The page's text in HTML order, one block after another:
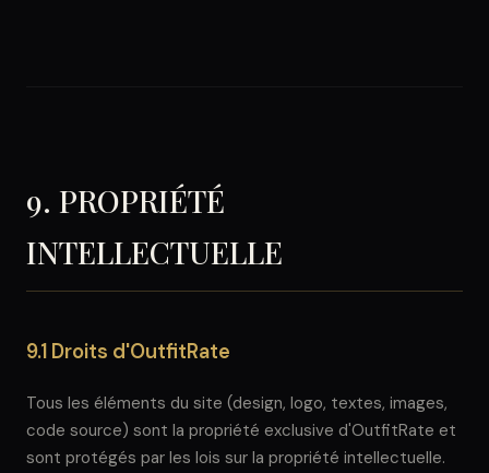
9. PROPRIÉTÉ
INTELLECTUELLE
9.1 Droits d'OutfitRate
Tous les éléments du site (design, logo, textes, images,
code source) sont la propriété exclusive d'OutfitRate et
sont protégés par les lois sur la propriété intellectuelle.